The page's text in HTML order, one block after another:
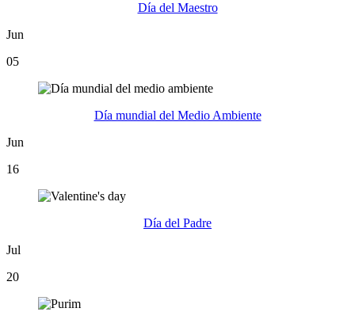
Día del Maestro
Jun
05
Día mundial del Medio Ambiente
Jun
16
Día del Padre
Jul
20